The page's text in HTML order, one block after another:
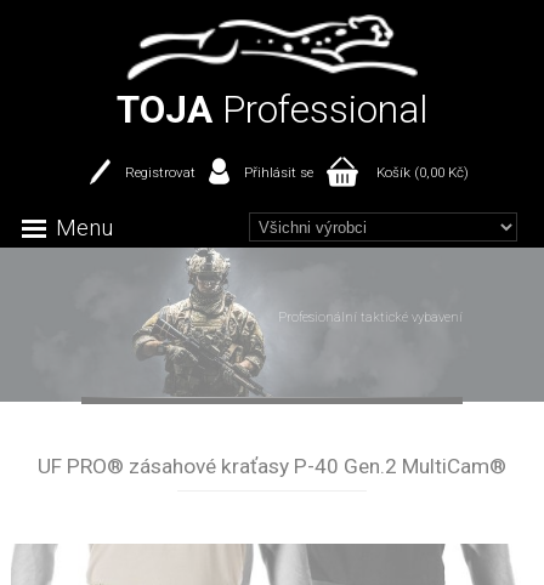
TOJA Professional
Registrovat Přihlásit se Košík (0,00 Kč)
Menu
Profesionální taktické vybavení
UF PRO® zásahové kraťasy P-40 Gen.2 MultiCam®